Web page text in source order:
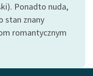
Ponadto nuda,
stan znany
romantycznym